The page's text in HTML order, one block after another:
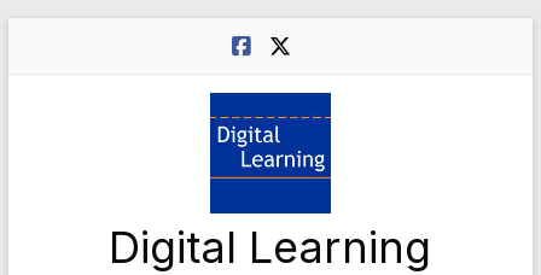
Digital Learning